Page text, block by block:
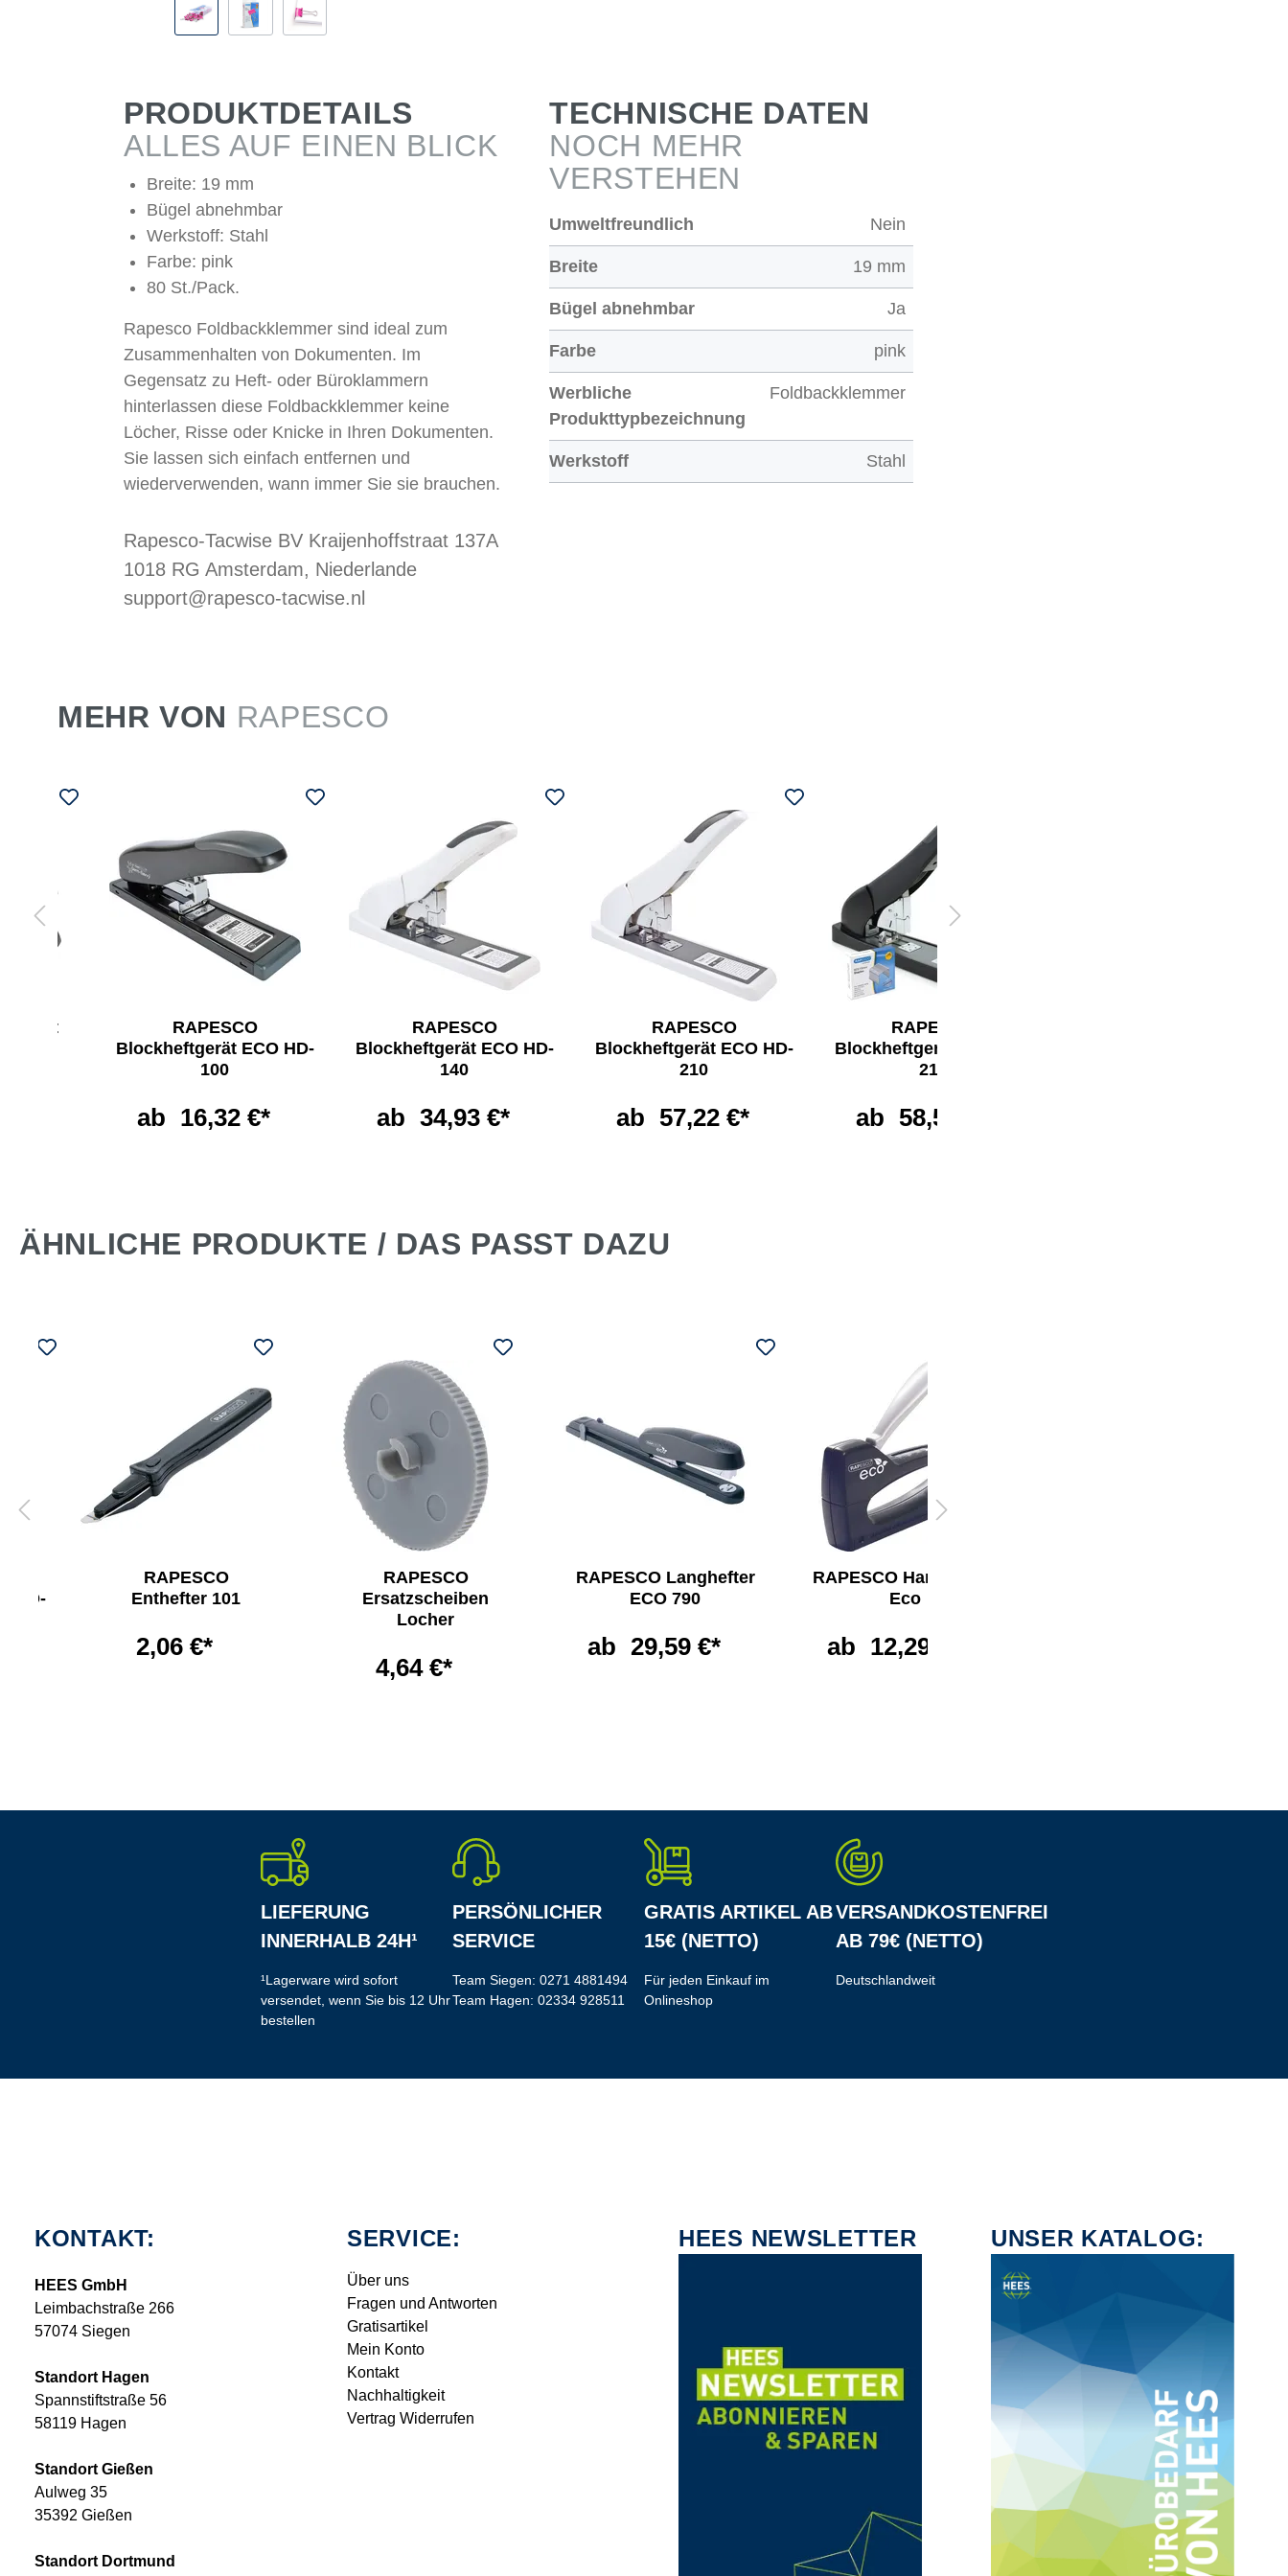
PRODUKTDETAILS
ALLES AUF EINEN BLICK
Breite: 19 mm
Bügel abnehmbar
Werkstoff: Stahl
Farbe: pink
80 St./Pack.
Rapesco Foldbackklemmer sind ideal zum
Zusammenhalten von Dokumenten. Im
Gegensatz zu Heft- oder Büroklammern
hinterlassen diese Foldbackklemmer keine
Löcher, Risse oder Knicke in Ihren Dokumenten.
Sie lassen sich einfach entfernen und
wiederverwenden, wann immer Sie sie brauchen.
Rapesco-Tacwise BV Kraijenhoffstraat 137A
1018 RG Amsterdam, Niederlande
support@rapesco-tacwise.nl
TECHNISCHE DATEN
NOCH MEHR
VERSTEHEN
Umweltfreundlich Nein
Breite 19 mm
Bügel abnehmbar Ja
Farbe pink
Werbliche
Produkttypbezeichnung
Foldbackklemmer
Werkstoff Stahl
MEHR VON RAPESCO
RAPESCO
Blockheftgerät ECO HD-
100
ab 16,32 €*
RAPESCO
Blockheftgerät ECO HD-
140
ab 34,93 €*
RAPESCO
Blockheftgerät ECO HD-
210
ab 57,22 €*
RAPESCO
Blockheftgerät ECO HD-
210
ab 58,50 €*
ÄHNLICHE PRODUKTE / DAS PASST DAZU
HD-
RAPESCO
Enthefter 101
2,06 €*
RAPESCO
Ersatzscheiben
Locher
4,64 €*
RAPESCO Langhefter
ECO 790
ab 29,59 €*
RAPESCO Handtacker
Eco
ab 12,29 €*
LIEFERUNG
INNERHALB 24H¹
¹Lagerware wird sofort
versendet, wenn Sie bis 12 Uhr
bestellen
PERSÖNLICHER
SERVICE
Team Siegen: 0271 4881494
Team Hagen: 02334 928511
GRATIS ARTIKEL AB
15€ (NETTO)
Für jeden Einkauf im
Onlineshop
VERSANDKOSTENFREI
AB 79€ (NETTO)
Deutschlandweit
KONTAKT:
HEES GmbH
Leimbachstraße 266
57074 Siegen
Standort Hagen
Spannstiftstraße 56
58119 Hagen
Standort Gießen
Aulweg 35
35392 Gießen
Standort Dortmund
SERVICE:
Über uns
Fragen und Antworten
Gratisartikel
Mein Konto
Kontakt
Nachhaltigkeit
Vertrag Widerrufen
HEES NEWSLETTER UNSER KATALOG: